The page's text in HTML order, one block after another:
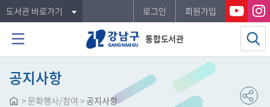
도서관 바로가기 로그인 회원가입
통합도서관
공지사항
> 문화행사/참여 > 공지사항